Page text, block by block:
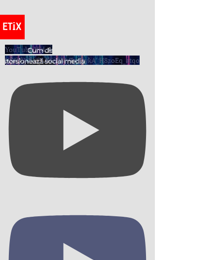
YouTube Video
UCIh5KRIiZLE6oSMrTpjDvkA_H8zoEq_atqo